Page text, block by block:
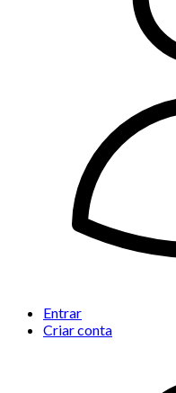
Entrar
Criar conta